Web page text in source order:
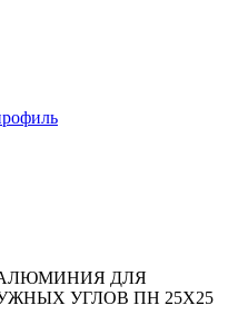
ДЛЯ
УГЛОВ ПН 25Х25